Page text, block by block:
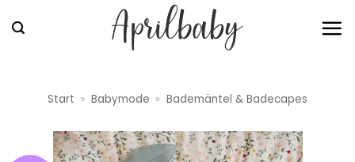
Inhalt
Start » Babymode » Bademäntel & Badecapes